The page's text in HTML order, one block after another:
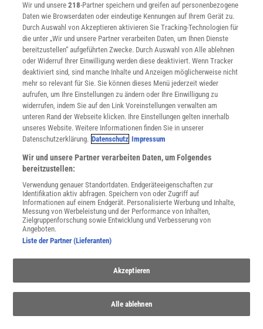
Widerruf
INFO
Mediadaten
Datenschutz
Nutzungsbedingungen
Cookie-Einstellungen
Utiq verwalten
Nutzungsbasierte Onlinewerbung
Alle Artikel
Impressum
Angebote für Schulen
Angebote für Institutionen
Sprachen lernen mit Gymglish
Lexika
Für Spektrum schreiben
Zugänglichkeitserklärung
WEBSEITEN
KielSCN
Wissenschaft in die Schulen
SciLogs
Wir und unsere218-Partner speichern und greifen auf personenbezogene
Daten wie Browserdaten oder eindeutige Kennungen auf Ihrem Gerät zu.
Durch Auswahl von Akzeptieren aktivieren Sie Tracking-Technologien für
die unter „Wir und unsere Partner verarbeiten Daten, um Ihnen Dienste
bereitzustellen“ aufgeführten Zwecke. Durch Auswahl von Alle ablehnen
oder Widerruf Ihrer Einwilligung werden diese deaktiviert. Wenn Tracker
deaktiviert sind, sind manche Inhalte und Anzeigen möglicherweise nicht
mehr so relevant für Sie. Sie können dieses Menü jederzeit wieder
aufrufen, um Ihre Einstellungen zu ändern oder Ihre Einwilligung zu
widerrufen, indem Sie auf den Link Voreinstellungen verwalten am
unteren Rand der Webseite klicken. Ihre Einstellungen gelten innerhalb
unseres Website. Weitere Informationen finden Sie in unserer
Datenschutzerklärung. Datenschutz Impressum
Wir und unsere Partner verarbeiten Daten, um Folgendes
bereitzustellen:
Verwendung genauer Standortdaten. Endgeräteeigenschaften zur
Identifikation aktiv abfragen. Speichern von oder Zugriff auf
Informationen auf einem Endgerät. Personalisierte Werbung und Inhalte,
Messung von Werbeleistung und der Performance von Inhalten,
Zielgruppenforschung sowie Entwicklung und Verbesserung von
Angeboten.
Liste der Partner (Lieferanten)
Akzeptieren
Alle ablehnen